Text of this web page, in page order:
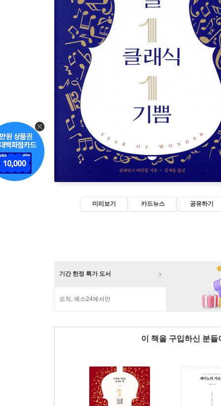
미리보기 카드뉴스 공유하기
기간 한정 특가 도서
오직, 예스24에서만
이 책을 구입하신 분